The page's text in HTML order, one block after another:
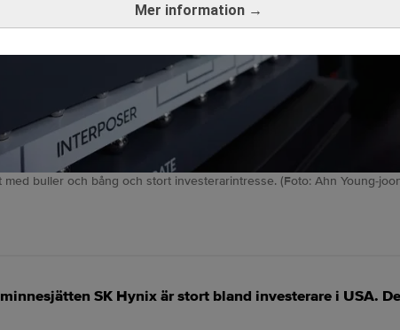
Mer information →
buller och bång och stort investerarintresse. (Foto: Ahn Young-
SK Hynix är stort bland investerare i USA.